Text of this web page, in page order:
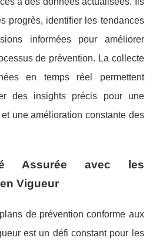
progrès, identifier les tendances
informées pour améliorer
de prévention. La collecte
en temps réel permettent
des insights précis pour une
une amélioration constante des
Assurée avec les
Vigueur
de prévention conforme aux
est un défi constant pour les